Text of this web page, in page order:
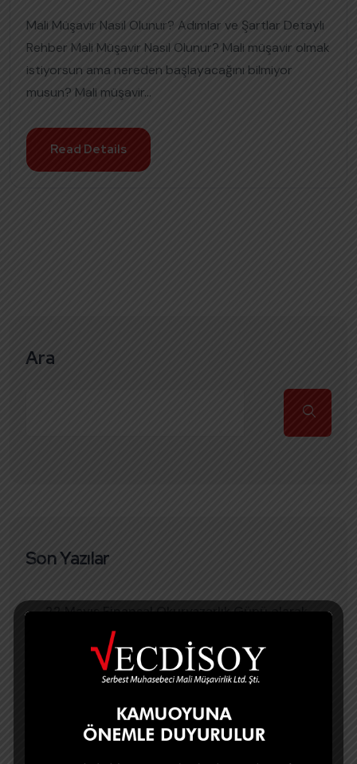
Mali Müşavir Nasıl Olunur? Adımlar ve Şartlar Detaylı
Rehber Mali Müşavir Nasıl Olunur? Mali müşavir olmak
istiyorsun ama nereden başlayacağını bilmiyor
musun? Mali müşavir...
Read Details
Ara
Son Yazılar
22 Mayıs Finansal Okuryazarlık Günü olarak
kutlanacak
2024 YILI KURUMLAR VERGİSİ
BEYANNAMESİNİN HAZIRLANMASINA
YÖNELİK ÖRNEK ÇALIŞMA